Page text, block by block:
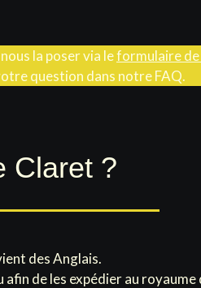
la poser via leformulaire
question dans notre FAQ.
Claret ?
des Anglais.
de les expédier au royaume